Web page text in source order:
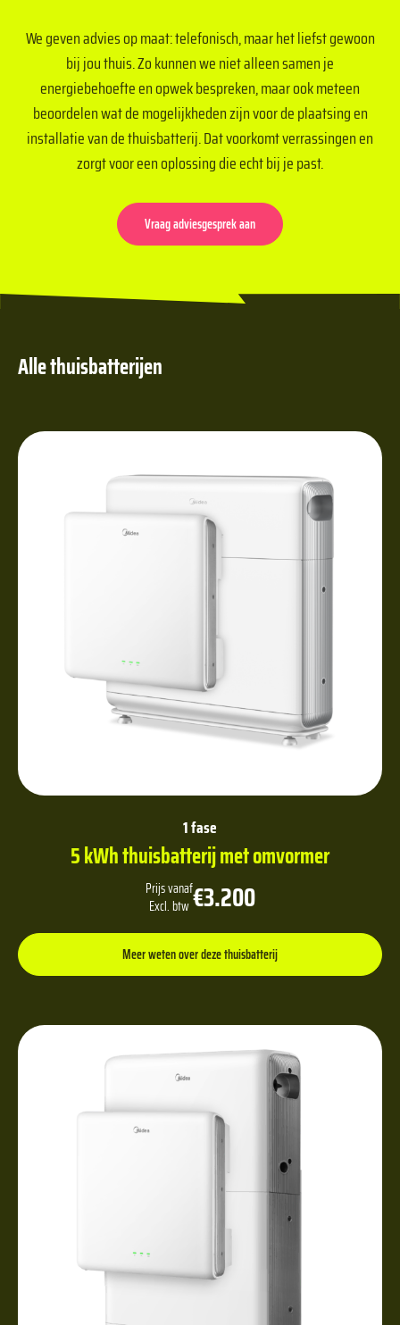
We geven advies op maat: telefonisch, maar het liefst gewoon
bij jou thuis. Zo kunnen we niet alleen samen je
energiebehoefte en opwek bespreken, maar ook meteen
beoordelen wat de mogelijkheden zijn voor de plaatsing en
installatie van de thuisbatterij. Dat voorkomt verrassingen en
zorgt voor een oplossing die echt bij je past.
Vraag adviesgesprek aan
Alle thuisbatterijen
1 fase
5 kWh thuisbatterij met omvormer
Prijs vanaf
Excl. btw€3.200
Meer weten over deze thuisbatterij